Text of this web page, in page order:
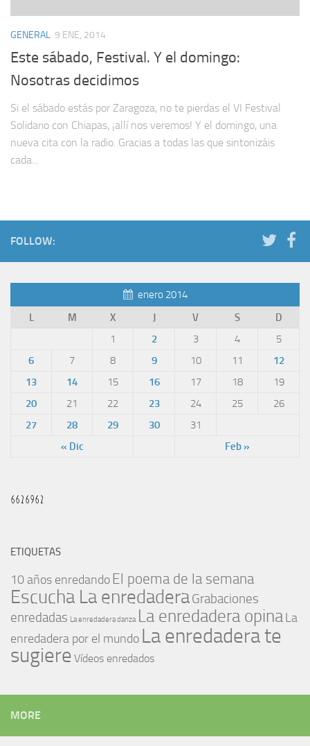
GENERAL 9 ENE, 2014
Este sábado, Festival. Y el domingo:
Nosotras decidimos
Si el sábado estás por Zaragoza, no te pierdas el VI Festival
Solidario con Chiapas, ¡allí nos veremos! Y el domingo, una
nueva cita con la radio. Gracias a todas las que sintonizáis
cada...
FOLLOW:
enero 2014
L
M X J V S D
« Dic Feb »
1 2 3 4
5
6
7 8 9 10 11
12
13
14 15 16 17 18
19
20
21 22 23 24 25
26
27
28 29 30 31
ETIQUETAS
10 años enredando El poema de la semana
Escucha La enredaderaGrabaciones
enredadas La enredadera danza La enredadera opina La
enredadera por el mundo La enredadera te
sugiere Vídeos enredados
MORE